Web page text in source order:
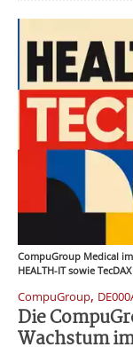
CompuGroup Medical
HEALTH-IT sowie
CompuGroup,
Die
Wachstum